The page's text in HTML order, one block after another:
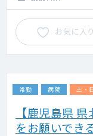
お気に入り
常勤 病院 土・
【鹿児島県
をお願いでき